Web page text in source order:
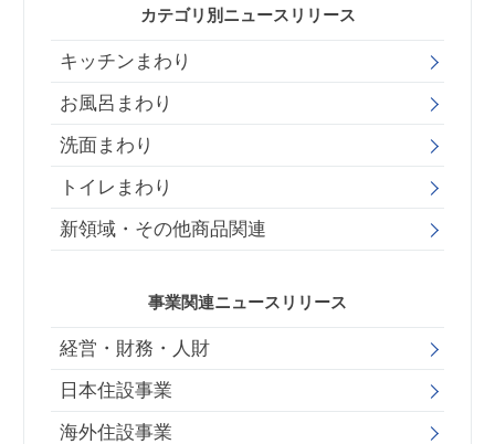
カテゴリ別ニュースリリース
キッチンまわり
お風呂まわり
洗面まわり
トイレまわり
新領域・その他商品関連
事業関連ニュースリリース
経営・財務・人財
日本住設事業
海外住設事業